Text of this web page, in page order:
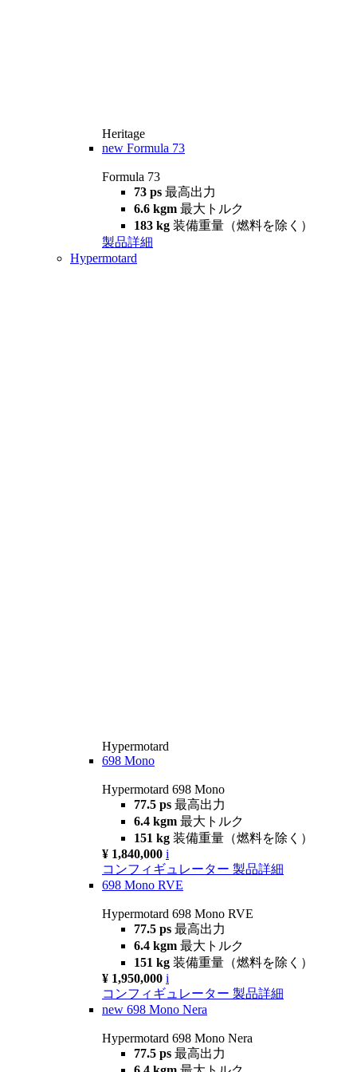
Heritage
new Formula 73
Formula 73
73 ps 最高出力
6.6 kgm 最大トルク
183 kg 装備重量（燃料を除く）
製品詳細
Hypermotard
Hypermotard
698 Mono
Hypermotard 698 Mono
77.5 ps 最高出力
6.4 kgm 最大トルク
151 kg 装備重量（燃料を除く）
¥ 1,840,000 i
コンフィギュレーター 製品詳細
698 Mono RVE
Hypermotard 698 Mono RVE
77.5 ps 最高出力
6.4 kgm 最大トルク
151 kg 装備重量（燃料を除く）
¥ 1,950,000 i
コンフィギュレーター 製品詳細
new 698 Mono Nera
Hypermotard 698 Mono Nera
77.5 ps 最高出力